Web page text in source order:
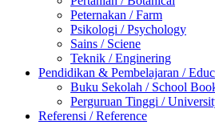
Peternakan / Farm
Psikologi / Psychology
Sains / Sciene
Teknik / Enginering
Pendidikan & Pembelajaran /
Buku Sekolah / School
Perguruan Tinggi /
Referensi / Reference